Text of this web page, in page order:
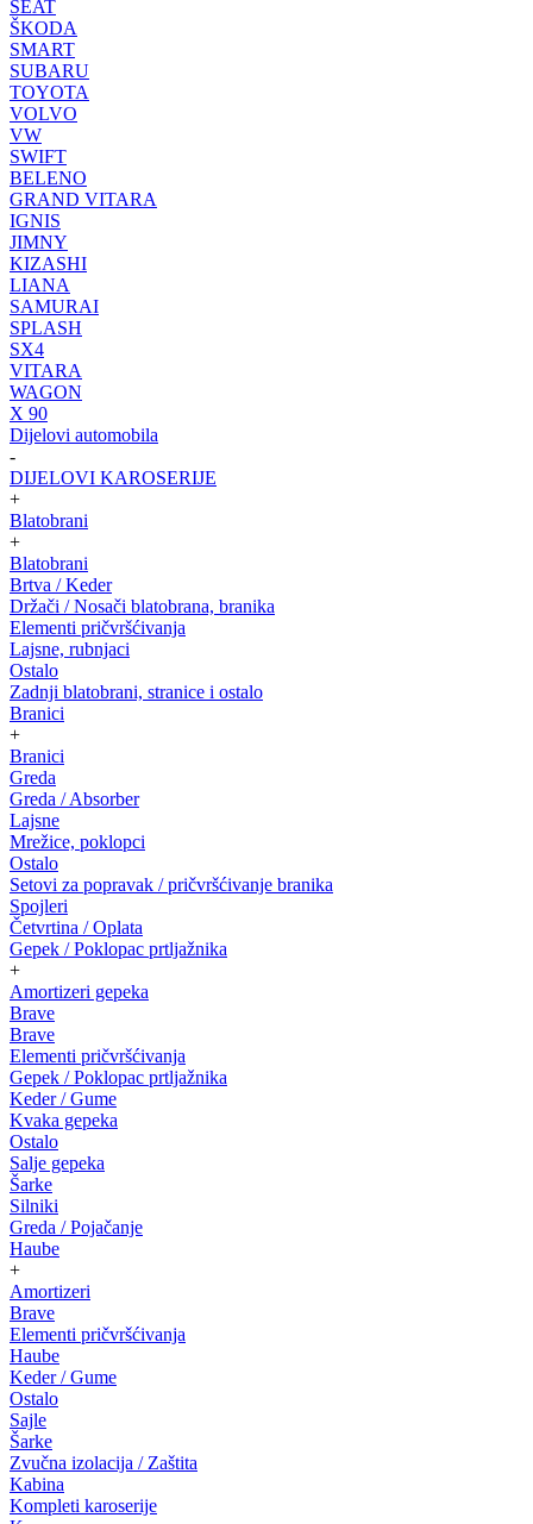
SEAT
ŠKODA
SMART
SUBARU
TOYOTA
VOLVO
VW
SWIFT
BELENO
GRAND VITARA
IGNIS
JIMNY
KIZASHI
LIANA
SAMURAI
SPLASH
SX4
VITARA
WAGON
X 90
Dijelovi automobila
-
DIJELOVI KAROSERIJE
+
Blatobrani
+
Blatobrani
Brtva / Keder
Držači / Nosači blatobrana, branika
Elementi pričvršćivanja
Lajsne, rubnjaci
Ostalo
Zadnji blatobrani, stranice i ostalo
Branici
+
Branici
Greda
Greda / Absorber
Lajsne
Mrežice, poklopci
Ostalo
Setovi za popravak / pričvršćivanje branika
Spojleri
Četvrtina / Oplata
Gepek / Poklopac prtljažnika
+
Amortizeri gepeka
Brave
Brave
Elementi pričvršćivanja
Gepek / Poklopac prtljažnika
Keder / Gume
Kvaka gepeka
Ostalo
Salje gepeka
Šarke
Silniki
Greda / Pojačanje
Haube
+
Amortizeri
Brave
Elementi pričvršćivanja
Haube
Keder / Gume
Ostalo
Sajle
Šarke
Zvučna izolacija / Zaštita
Kabina
Kompleti karoserije